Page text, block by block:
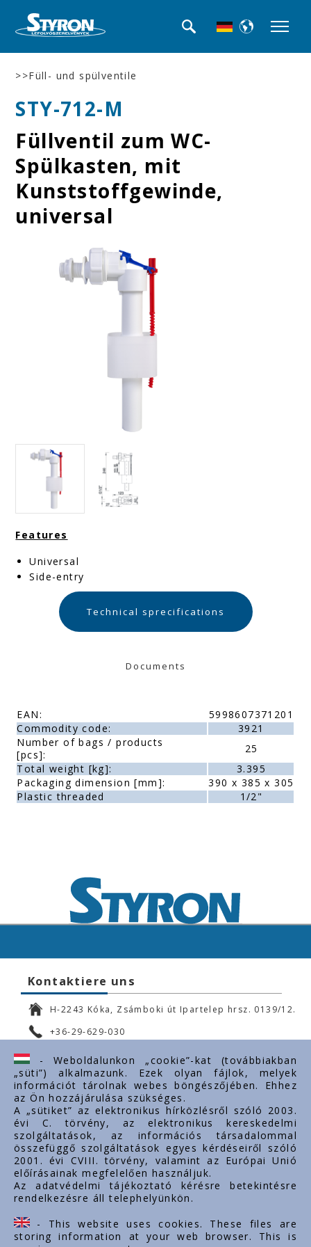
>>Füll- und spülventile
STY-712-M
Füllventil zum WC-
Spülkasten, mit
Kunststoffgewinde,
universal
Features
Universal
Side-entry
Technical sprecifications
Documents
EAN:
5998607371201
Commodity code:
3921
Number of bags / products
[pcs]:
25
Total weight [kg]:
3.395
Packaging dimension [mm]:
390 x 385 x 305
Plastic threaded
1/2"
Kontaktiere uns
H-2243 Kóka, Zsámboki út Ipartelep hrsz. 0139/12.
+36-29-629-030
ertekesites@styron.hu
export@styron.hu
www.styron.hu
Important links
Über uns
Dokumente
Kontakt
Karriere
- Weboldalunkon „cookie”-kat (továbbiakban
„süti”) alkalmazunk. Ezek olyan fájlok, melyek
információt tárolnak webes böngészőjében. Ehhez
az Ön hozzájárulása szükséges.
A „sütiket” az elektronikus hírközlésről szóló 2003.
évi C. törvény, az elektronikus kereskedelmi
szolgáltatások, az információs társadalommal
összefüggő szolgáltatások egyes kérdéseiről szóló
2001. évi CVIII. törvény, valamint az Európai Unió
előírásainak megfelelően használjuk.
Az adatvédelmi tájékoztató kérésre betekintésre
rendelkezésre áll telephelyünkön.
- This website uses cookies. These files are
storing information at your web browser. This is